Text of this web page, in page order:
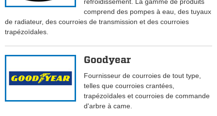
comprend des pompes à eau, des tuyaux
de radiateur, des courroies de transmission et des courroies
trapézoïdales.
Goodyear
Fournisseur de courroies de tout type,
telles que courroies crantées,
trapézoïdales et courroies de commande
d'arbre à came.